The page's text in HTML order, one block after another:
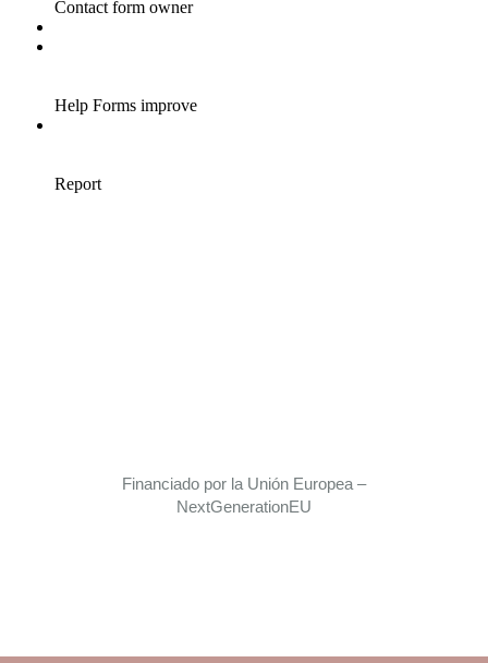
Financiado por la Unión Europea –
NextGenerationEU